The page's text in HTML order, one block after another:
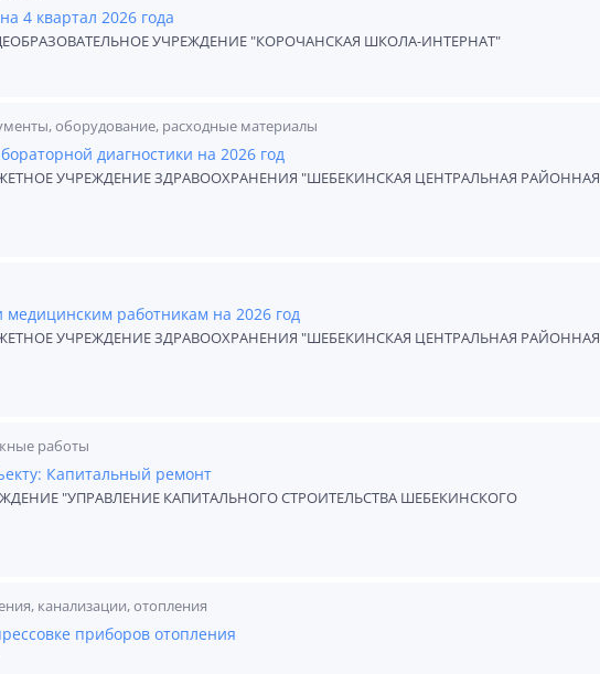
4 квартал 2026 года
УЧРЕЖДЕНИЕ "КОРОЧАНСКАЯ ШКОЛА-ИНТЕРНАТ"
оборудование, расходные материалы
диагностики на 2026 год
УЧРЕЖДЕНИЕ ЗДРАВООХРАНЕНИЯ "ШЕБЕКИНСКАЯ ЦЕНТРАЛЬНАЯ РАЙОННАЯ
работникам на 2026 год
УЧРЕЖДЕНИЕ ЗДРАВООХРАНЕНИЯ "ШЕБЕКИНСКАЯ ЦЕНТРАЛЬНАЯ РАЙОННАЯ
работы
Капитальный ремонт
"УПРАВЛЕНИЕ КАПИТАЛЬНОГО СТРОИТЕЛЬСТВА ШЕБЕКИНСКОГО
канализации, отопления
приборов отопления